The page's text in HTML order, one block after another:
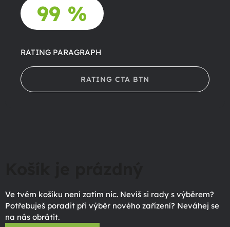
99 %
RATING PARAGRAPH
RATING CTA BTN
Ve tvém košíku není zatím nic. Nevíš si rady s výběrem?
Potřebuješ poradit při výběr nového zařízení? Neváhej se
na nás obrátit.